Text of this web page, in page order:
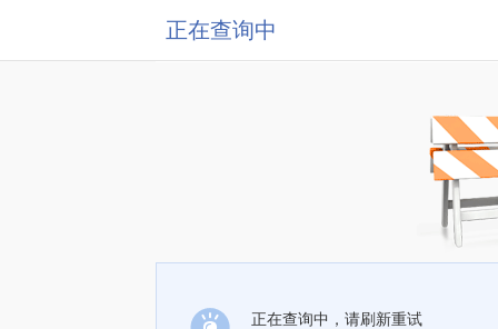
正在查询中
正在查询中，请刷新重试